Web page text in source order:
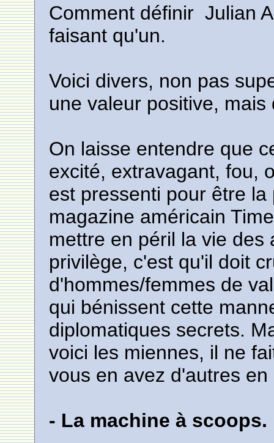
Comment définir Julian
faisant qu'un.
Voici divers, non pas
une valeur positive,
On laisse entendre que
excité, extravagant, fou,
est pressenti pour être
magazine américain
mettre en péril la vie
privilège, c'est qu'il doit
d'hommes/femmes de
qui bénissent cette
diplomatiques secrets.
voici les miennes, il ne
vous en avez d'autres
- La machine à scoops.